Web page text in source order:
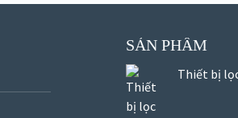
SẢN PHẨM
Thiết bị